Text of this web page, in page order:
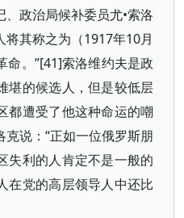
政治局候补委员尤•索洛
其称之为（1917年10月
命。”[41]索洛维约夫是政
堪的候选人，但是较低层
都遭受了他这种命运的嘲
说：“正如一位俄罗斯朋
失利的人肯定不是一般的
在党的高层领导人中还比